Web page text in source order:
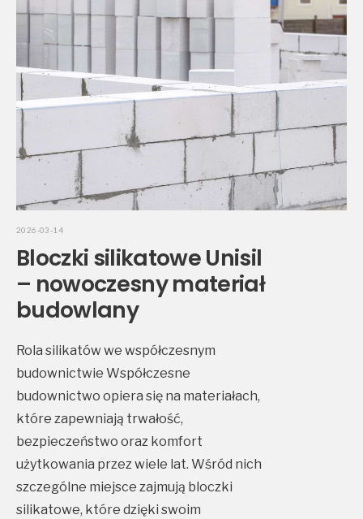
2026-03-14
Bloczki silikatowe Unisil
– nowoczesny materiał
budowlany
Rola silikatów we współczesnym
budownictwie Współczesne
budownictwo opiera się na materiałach,
które zapewniają trwałość,
bezpieczeństwo oraz komfort
użytkowania przez wiele lat. Wśród nich
szczególne miejsce zajmują bloczki
silikatowe, które dzięki swoim